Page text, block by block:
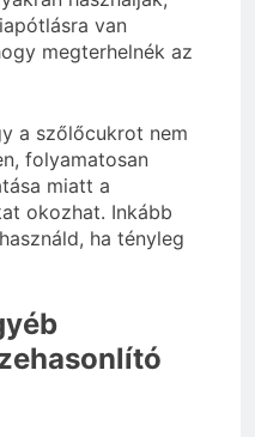
van
megterhelnék az
a szőlőcukrot nem
folyamatosan
miatt a
okozhat. Inkább
ha tényleg